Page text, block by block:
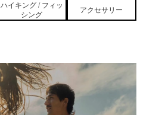
ハイキング / フィッ
シング
アクセサリー